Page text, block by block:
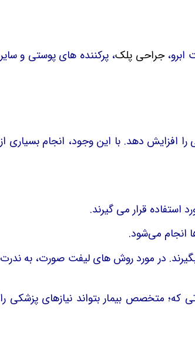
ابرو،جراحی پلک، پرکننده های پوستی و سایر
دهد. با این وجود، انجام بسیاری از
قرار می گیرند.
انجام می‌شود.
در مورد روش های لیفت صورت، به ندرت
متخصص بیمار بتواند نیازهای پزشکی را